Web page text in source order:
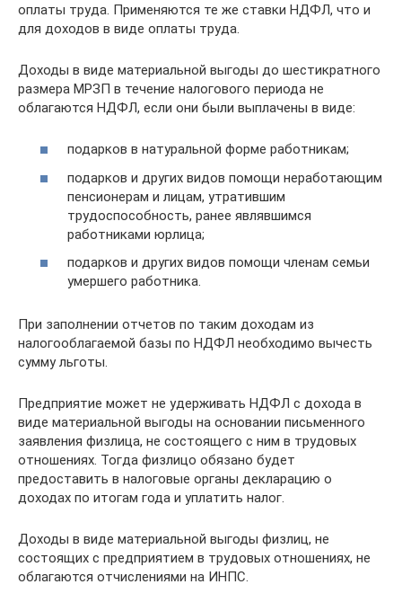
оплаты труда. Применяются те же ставки НДФЛ, что и
для доходов в виде оплаты труда.
Доходы в виде материальной выгоды до шестикратного
размера МРЗП в течение налогового периода не
облагаются НДФЛ, если они были выплачены в виде:
подарков в натуральной форме работникам;
подарков и других видов помощи неработающим
пенсионерам и лицам, утратившим
трудоспособность, ранее являвшимся
работниками юрлица;
подарков и других видов помощи членам семьи
умершего работника.
При заполнении отчетов по таким доходам из
налогооблагаемой базы по НДФЛ необходимо вычесть
сумму льготы.
Предприятие может не удерживать НДФЛ с дохода в
виде материальной выгоды на основании письменного
заявления физлица, не состоящего с ним в трудовых
отношениях. Тогда физлицо обязано будет
предоставить в налоговые органы декларацию о
доходах по итогам года и уплатить налог.
Доходы в виде материальной выгоды физлиц, не
состоящих с предприятием в трудовых отношениях, не
облагаются отчислениями на ИНПС.